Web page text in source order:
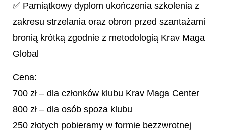
✅ Pamiątkowy dyplom ukończenia szkolenia z
zakresu strzelania oraz obron przed szantażami
bronią krótką zgodnie z metodologią Krav Maga
Global
Cena:
700 zł – dla członków klubu Krav Maga Center
800 zł – dla osób spoza klubu
250 złotych pobieramy w formie bezzwrotnej